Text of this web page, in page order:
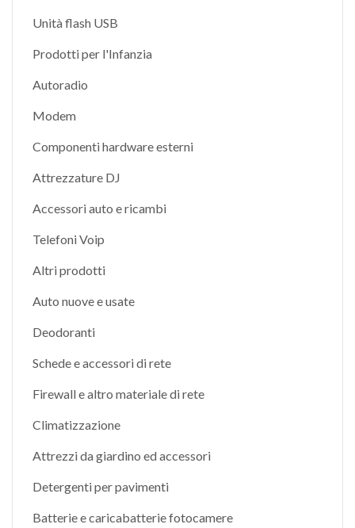
Unità flash USB
Prodotti per l'Infanzia
Autoradio
Modem
Componenti hardware esterni
Attrezzature DJ
Accessori auto e ricambi
Telefoni Voip
Altri prodotti
Auto nuove e usate
Deodoranti
Schede e accessori di rete
Firewall e altro materiale di rete
Climatizzazione
Attrezzi da giardino ed accessori
Detergenti per pavimenti
Batterie e caricabatterie fotocamere